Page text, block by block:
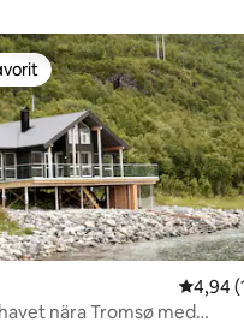
betyg, 122 omdömen
4,94
4,94
nära Tromsø med